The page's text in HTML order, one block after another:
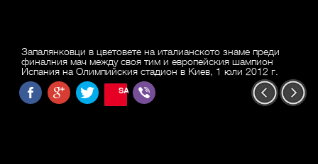
Запалянковци в цветовете на италианското знаме преди
финалния мач между своя тим и европейския шампион
Испания на Олимпийския стадион в Киев, 1 юли 2012 г.
SAVE